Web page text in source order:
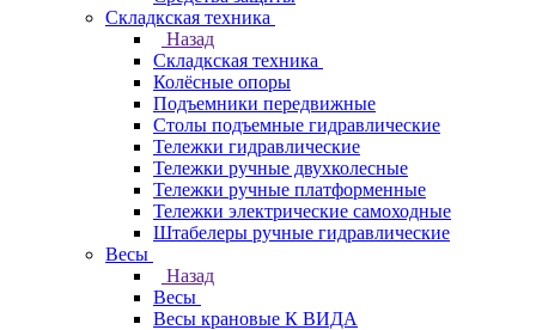
Складкская техника
Назад
Складкская техника
Колёсные опоры
Подъемники передвижные
Столы подъемные гидравлические
Тележки гидравлические
Тележки ручные двухколесные
Тележки ручные платформенные
Тележки электрические самоходные
Штабелеры ручные гидравлические
Весы
Назад
Весы
Весы крановые К ВИДА